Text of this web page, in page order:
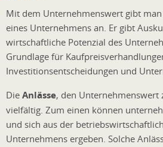
Mit dem Unternehmenswert gibt
eines Unternehmens an. Er gibt
wirtschaftliche Potenzial des
Grundlage für
Investitionsentscheidungen und
Die Anlässe, den Unternehmenswert
vielfältig. Zum einen können
und sich aus der
Unternehmens ergeben. Solche